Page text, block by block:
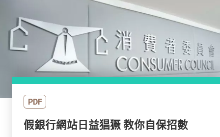
PDF
假銀行網站日益猖獗 教你自保招數